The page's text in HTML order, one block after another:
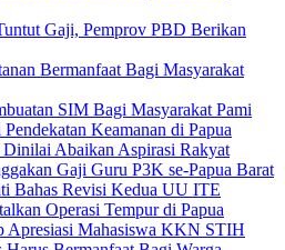
Gaji, Pemprov PBD Berikan
Bermanfaat Bagi Masyarakat
SIM Bagi Masyarakat Pami
Keamanan di Papua
Dinilai Abaikan Aspirasi Rakyat
Gaji Guru P3K se-Papua Barat
Bahas Revisi Kedua UU ITE
Operasi Tempur di Papua
Apresiasi Mahasiswa KKN STIH